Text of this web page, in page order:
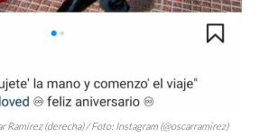
Ramírez (derecha) / Foto: Instagram (@oscarramirez)